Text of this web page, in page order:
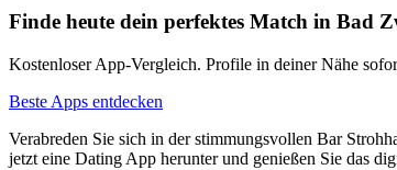
Finde heute dein perfektes Match in Bad
Kostenloser App-Vergleich. Profile in deiner Nähe
Beste Apps entdecken
Verabreden Sie sich in der stimmungsvollen Bar
jetzt eine Dating App herunter und genießen Sie das